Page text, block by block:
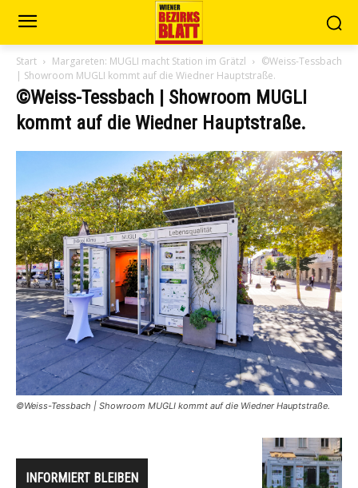
Start Margareten: MUGLI macht Station im Grätzl
©Weiss-Tessbach
| Showroom MUGLI kommt auf die Wiedner Hauptstraße.
©Weiss-Tessbach | Showroom MUGLI
kommt auf die Wiedner Hauptstraße.
©Weiss-Tessbach | Showroom MUGLI kommt auf die Wiedner Hauptstraße.
INFORMIERT BLEIBEN